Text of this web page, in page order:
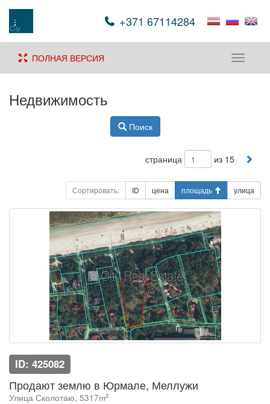
+371 67114284
Toggle
ПОЛНАЯ ВЕРСИЯ
Недвижимость
Поиск
страница из 15
Сортировать: ID цена площадь улица
ID: 425082
Продают землю в Юрмале, Меллужи
Улица Сколотаю, 5317m2